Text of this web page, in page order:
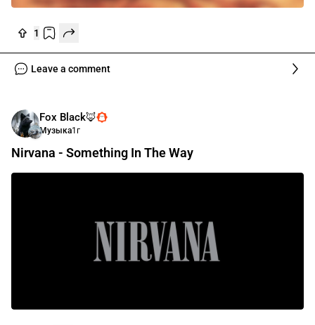
1
Leave a comment
Fox Black🦊
Музыка1г
Nirvana - Something In The Way